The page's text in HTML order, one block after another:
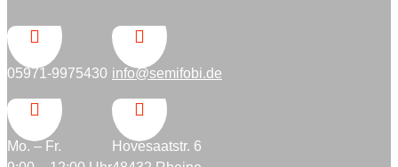

info@semifobi.de

Hovesaatstr. 6

05971-9975430

Mo. – Fr.